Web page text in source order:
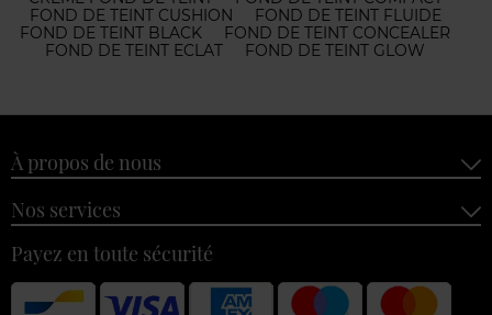
FOND DE TEINT CUSHION
FOND DE TEINT FLUIDE
FOND DE TEINT BLACK
FOND DE TEINT CONCEALER
FOND DE TEINT ECLAT
FOND DE TEINT GLOW
À propos de nous
Nos services
Payez en toute sécurité